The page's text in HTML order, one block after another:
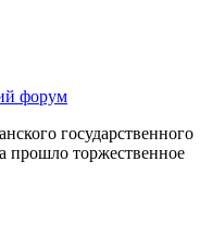
форум
государственного
прошло торжественное